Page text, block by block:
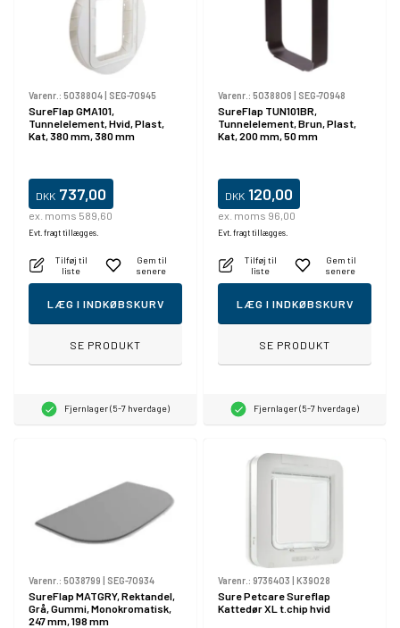
Varenr.: 5038804| SEG-70945
SureFlap GMA101,
Tunnelelement, Hvid, Plast,
Kat, 380 mm, 380 mm
DKK 737,00
ex. moms 589,60
Evt. fragt tillægges.
Tilføj til
liste
Gem til
senere
LÆG I INDKØBSKURV
SE PRODUKT
Fjernlager (5-7 hverdage)
Varenr.: 5038806 | SEG-70948
SureFlap TUN101BR,
Tunnelelement, Brun, Plast,
Kat, 200 mm, 50 mm
DKK 120,00
ex. moms 96,00
Evt. fragt tillægges.
Tilføj til
liste
Gem til
senere
LÆG I INDKØBSKURV
SE PRODUKT
Fjernlager (5-7 hverdage)
Varenr.: 5038799 | SEG-70934
SureFlap MATGRY, Rektandel,
Grå, Gummi, Monokromatisk,
247 mm, 198 mm
Varenr.: 9736403 | K39028
Sure Petcare Sureflap
Kattedør XL t.chip hvid